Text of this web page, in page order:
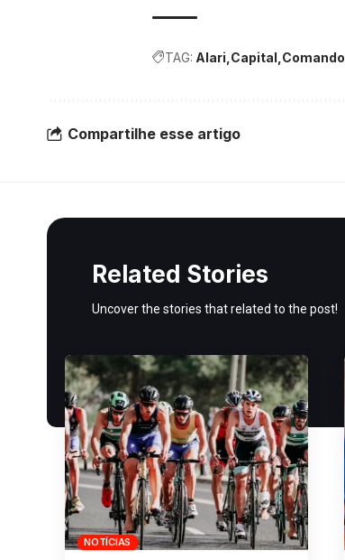
TAG: Alari Capital Comando
Compartilhe esse artigo
Related Stories
Uncover the stories that related to the post!
NOTÍCIAS